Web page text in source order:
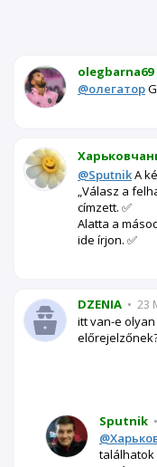
olegbarna69
@олегатор
@SputnikA
„Válasz a
címzett. ✅
Alatta a
ide írjon. ✅
DZENIA • 23
itt van-e
Sputnik •
találhatok